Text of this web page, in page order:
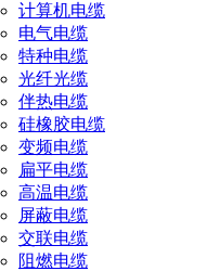
计算机电缆
电气电缆
特种电缆
光纤光缆
伴热电缆
硅橡胶电缆
变频电缆
扁平电缆
高温电缆
屏蔽电缆
交联电缆
阻燃电缆